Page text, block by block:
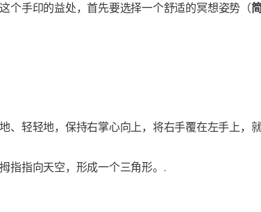
个手印的益处，首先要选择一个舒适的冥想姿势（
、轻轻地，保持右掌心向上，将右手覆在左手上，
指指向天空，形成一个三角形。.